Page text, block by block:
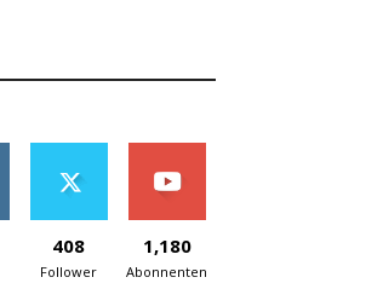
408
Follower
1,180
Abonnenten